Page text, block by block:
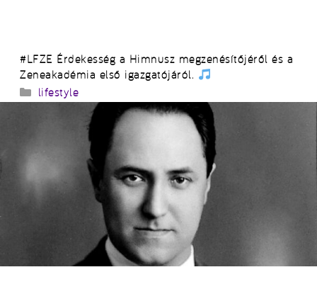
#LFZE Érdekesség a Himnusz megzenésítőjéről és a
Zeneakadémia első igazgatójáról.
Kategória
lifestyle